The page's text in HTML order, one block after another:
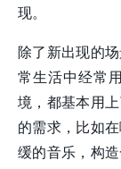
现。
除了新出现的
常生活中经常
境，都基本用
的需求，比如
缓的音乐，构